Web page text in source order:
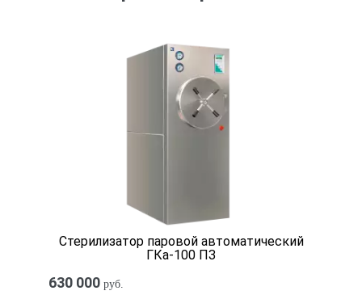
Стерилизатор паровой автоматический
ГКа-100 ПЗ
630 000 руб.